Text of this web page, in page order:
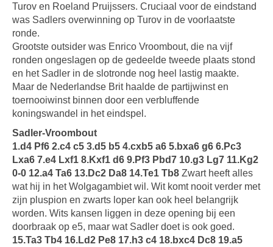
Turov en Roeland Pruijssers. Cruciaal voor de eindstand
was Sadlers overwinning op Turov in de voorlaatste
ronde.
Grootste outsider was Enrico Vroombout, die na vijf
ronden ongeslagen op de gedeelde tweede plaats stond
en het Sadler in de slotronde nog heel lastig maakte.
Maar de Nederlandse Brit haalde de partijwinst en
toernooiwinst binnen door een verbluffende
koningswandel in het eindspel.
Sadler-Vroombout
1.d4 Pf6 2.c4 c5 3.d5 b5 4.cxb5 a6 5.bxa6 g6 6.Pc3
Lxa6 7.e4 Lxf1 8.Kxf1 d6 9.Pf3 Pbd7 10.g3 Lg7 11.Kg2
0-0 12.a4 Ta6 13.Dc2 Da8 14.Te1 Tb8 Zwart heeft alles
wat hij in het Wolgagambiet wil. Wit komt nooit verder met
zijn pluspion en zwarts loper kan ook heel belangrijk
worden. Wits kansen liggen in deze opening bij een
doorbraak op e5, maar wat Sadler doet is ook goed.
15.Ta3 Tb4 16.Ld2 Pe8 17.h3 c4 18.bxc4 Dc8 19.a5